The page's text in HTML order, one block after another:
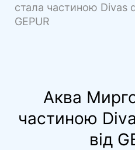
стала частиною Divas
GEPUR
Аква
частиною
від